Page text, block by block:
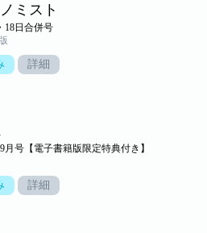
ミスト
18日合併号
詳細
月号【電子書籍版限定特典付き】
詳細